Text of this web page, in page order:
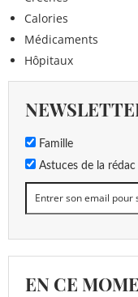
Calories
Médicaments
Hôpitaux
Famille
Astuces de la rédac
EN CE